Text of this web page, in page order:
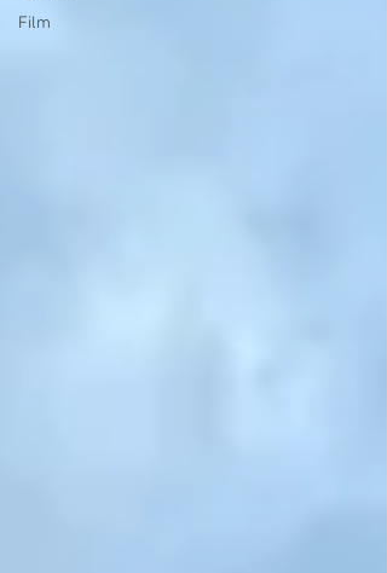
Film